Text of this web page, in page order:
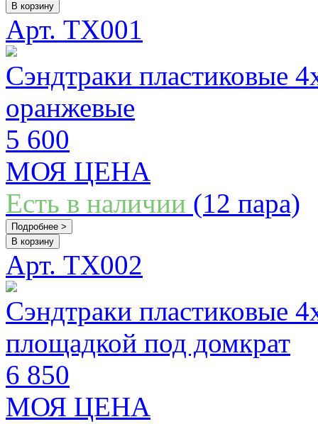
В корзину
Арт. TX001
Сэндтраки пластиковые
оранжевые
5 600
МОЯ ЦЕНА
Есть в наличии (12 пара)
Подробнее >
В корзину
Арт. TX002
Сэндтраки пластиковые
площадкой под домкрат
6 850
МОЯ ЦЕНА